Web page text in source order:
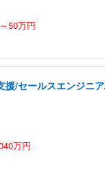
50万円
援/セールスエンジニ
万円